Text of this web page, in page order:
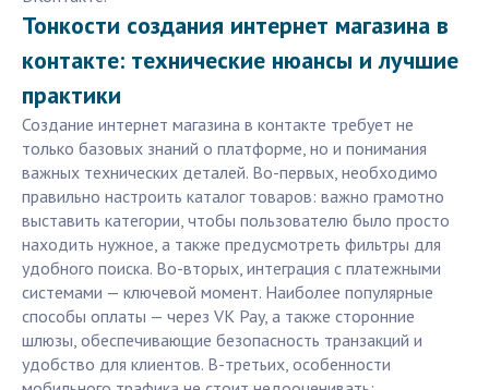
Тонкости создания интернет магазина в
контакте: технические нюансы и лучшие
практики
Создание интернет магазина в контакте требует не
только базовых знаний о платформе, но и понимания
важных технических деталей. Во-первых, необходимо
правильно настроить каталог товаров: важно грамотно
выставить категории, чтобы пользователю было просто
находить нужное, а также предусмотреть фильтры для
удобного поиска. Во-вторых, интеграция с платежными
системами — ключевой момент. Наиболее популярные
способы оплаты — через VK Pay, а также сторонние
шлюзы, обеспечивающие безопасность транзакций и
удобство для клиентов. В-третьих, особенности